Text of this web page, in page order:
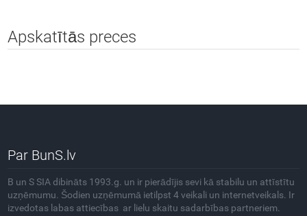
Apskatītās preces
Par BunS.lv
B un S SIA dibināts 1993.g. un ir pierādījis sevi kā stabilu un attīstītu
uzņēmumu. Šodien uzņēmumā ietilpst 4 veikali un internetveikals. Ir
izvedotas labas attiecības ar lielu skaitu sadarbības partneriem.